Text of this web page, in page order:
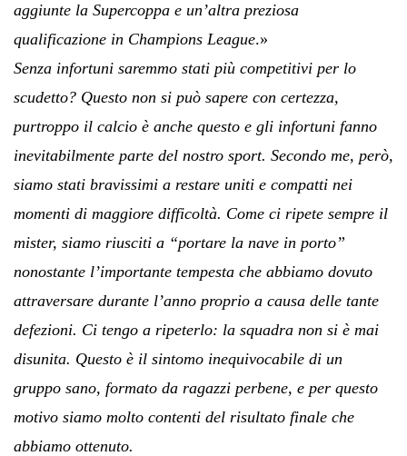
aggiunte la Supercoppa e un’altra preziosa
qualificazione in Champions League.»
Senza infortuni saremmo stati più competitivi per lo
scudetto? Questo non si può sapere con certezza,
purtroppo il calcio è anche questo e gli infortuni fanno
inevitabilmente parte del nostro sport. Secondo me, però,
siamo stati bravissimi a restare uniti e compatti nei
momenti di maggiore difficoltà. Come ci ripete sempre il
mister, siamo riusciti a “portare la nave in porto”
nonostante l’importante tempesta che abbiamo dovuto
attraversare durante l’anno proprio a causa delle tante
defezioni. Ci tengo a ripeterlo: la squadra non si è mai
disunita. Questo è il sintomo inequivocabile di un
gruppo sano, formato da ragazzi perbene, e per questo
motivo siamo molto contenti del risultato finale che
abbiamo ottenuto.